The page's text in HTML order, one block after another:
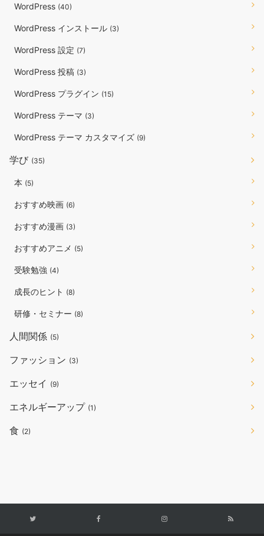
WordPress (40)
WordPress インストール (3)
WordPress 設定 (7)
WordPress 投稿 (3)
WordPress プラグイン (15)
WordPress テーマ (3)
WordPress テーマ カスタマイズ (9)
学び (35)
本 (5)
おすすめ映画 (6)
おすすめ漫画 (3)
おすすめアニメ (5)
受験勉強 (4)
成長のヒント (8)
研修・セミナー (8)
人間関係 (5)
ファッション (3)
エッセイ (9)
エネルギーアップ (1)
食 (2)